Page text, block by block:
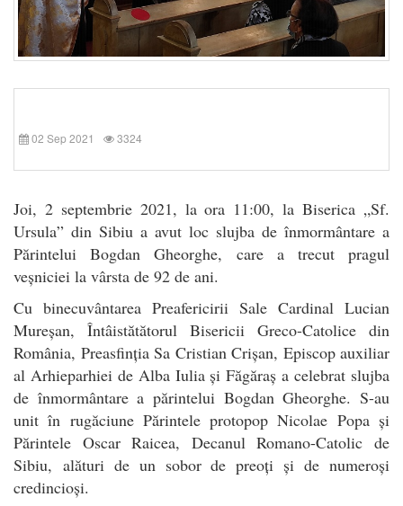
02 Sep 2021 3324
Joi, 2 septembrie 2021, la ora 11:00, la Biserica „Sf.
Ursula” din Sibiu a avut loc slujba de înmormântare a
Părintelui Bogdan Gheorghe, care a trecut pragul
veșniciei la vârsta de 92 de ani.
Cu binecuvântarea Preafericirii Sale Cardinal Lucian
Mureșan, Întâistătătorul Bisericii Greco-Catolice din
România, Preasfinția Sa Cristian Crișan, Episcop auxiliar
al Arhieparhiei de Alba Iulia și Făgăraș a celebrat slujba
de înmormântare a părintelui Bogdan Gheorghe. S-au
unit în rugăciune Părintele protopop Nicolae Popa și
Părintele Oscar Raicea, Decanul Romano-Catolic de
Sibiu, alături de un sobor de preoți și de numeroși
credincioși.